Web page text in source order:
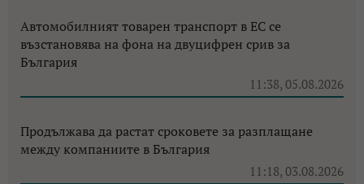
Автомобилният товарен транспорт в ЕС се
възстановява на фона на двуцифрен срив за
България
11:38, 05.08.2026
Продължава да растат сроковете за разплащане
между компаниите в България
11:18, 03.08.2026